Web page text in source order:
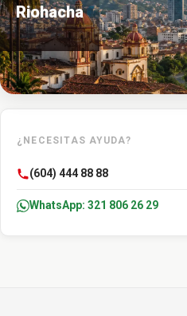
Riohacha
¿NECESITAS AYUDA?
(604) 444 88 88
WhatsApp: 321 806 26 29